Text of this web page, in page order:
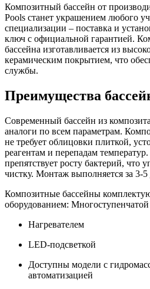
Композитный бассейн от
Pools станет украшением любого
специализации – поставка и
ключ с официальной гарантией.
бассейна изготавливается из
керамическим покрытием, что
службы.
Преимущества
Современный бассейн из
аналоги по всем параметрам.
не требует облицовки плиткой,
реагентам и перепадам
препятствует росту бактерий, что
чистку. Монтаж выполняется за 3-5
Композитные бассейны
оборудованием:
Нагревателем
LED-подсветкой
Доступны модели с
автоматизацией